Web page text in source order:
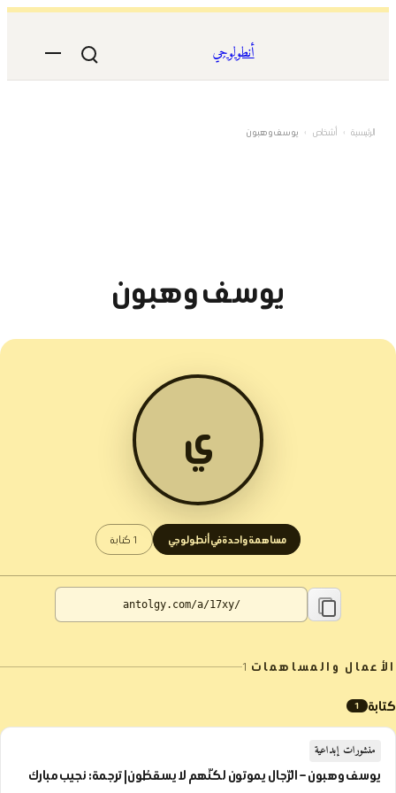
المحتوى
أنطولوجي
الرئيسية › أشخاص › يوسف وهبون
يوسف وهبون
ي
مساهمة واحدة في أنطولوجي 1 كتابة
الأعمال والمساهمات 1
كتابة 1
منشورات إبداعية
يوسف وهبون – الرّجال يموتون لكنّهم لا يسقطُون| ترجمة: نجيب مبارك